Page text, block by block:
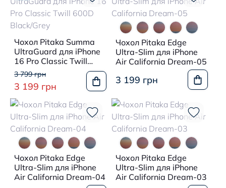
Чохол Pitaka Summa
UltraGuard для iPhone
16 Pro Classic Twill
600D Black/Grey
3 799 грн
3 199 грн
Чохол Pitaka Edge
Ultra-Slim для iPhone
Air California Dream-05
3 199 грн
Чохол Pitaka Edge
Ultra-Slim для iPhone
Air California Dream-04
Чохол Pitaka Edge
Ultra-Slim для iPhone
Air California Dream-03